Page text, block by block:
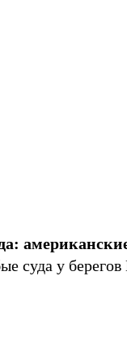
суда у берегов